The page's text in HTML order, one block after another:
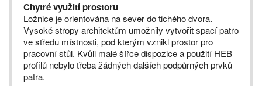
Chytré využití prostoru
Ložnice je orientována na sever do tichého dvora.
Vysoké stropy architektům umožnily vytvořit spací patro
ve středu místnosti, pod kterým vznikl prostor pro
pracovní stůl. Kvůli malé šířce dispozice a použití HEB
profilů nebylo třeba žádných dalších podpůrných prvků
patra.